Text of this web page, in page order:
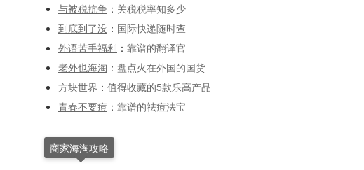
与被税抗争 ： 关税税率知多少
到底到了没 ： 国际快递随时查
外语苦手福利 ： 靠谱的翻译官
老外也海淘 ： 盘点火在外国的国货
方块世界 ： 值得收藏的5款乐高产品
青春不要痘 ： 靠谱的祛痘法宝
商家海淘攻略